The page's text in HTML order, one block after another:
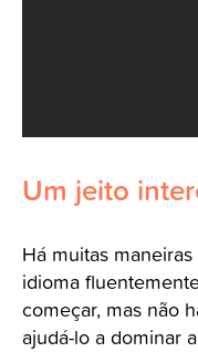
Um jeito
Há muitas
idioma
começar, mas não
ajudá-lo a dominar